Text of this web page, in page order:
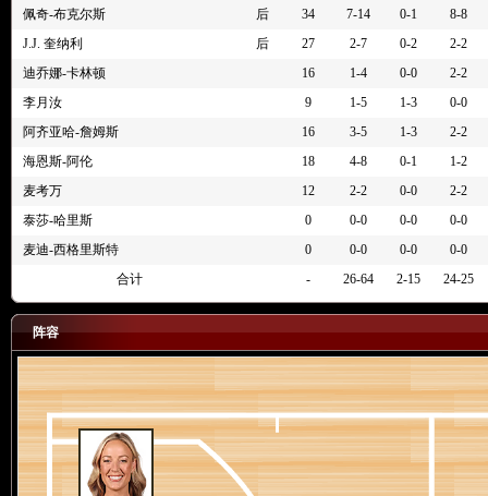
4节 04:02
阿莉娅-波士顿抢到篮板
4节 04:06
阿齐亚哈-詹姆斯3分投篮失败
4节 04:13
佩奇-布克尔斯抢到篮板
4节 04:17
蒂芙尼-米切尔3分投篮失败
4节 04:31
阿莉娅-波士顿抢到篮板
4节 04:50
77-69
4节 04:57
77-69
路易莎-盖瑟索德3分投篮失败
4节 05:17
4节 05:33
75-69
佩奇-布克尔斯运球打板跳投：得分
4节 05:54
莱克西-赫尔替换蒂芙尼-米切尔
4节 05:54
75-67
海恩斯-阿伦替换路易莎-盖瑟索德
4节 05:54
75-67
阿莉娅-波士顿个人犯规
4节 05:54
75-67
娜塔莎-霍华德传球失误，被海恩斯-阿伦抢断
佩奇-布克尔斯
后 34 7-14 0-1
8-8
J.J. 奎纳利
后 27 2-7 0-2
2-2
迪乔娜-卡林顿
16 1-4 0-0
2-2
李月汝
9 1-5 1-3
0-0
阿齐亚哈-詹姆斯
16 3-5 1-3
2-2
海恩斯-阿伦
18 4-8 0-1
1-2
麦考万
12 2-2 0-0
2-2
泰莎-哈里斯
0 0-0 0-0
0-0
麦迪-西格里斯特
0 0-0 0-0
0-0
合计
- 26-64 2-15 24-25
阵容